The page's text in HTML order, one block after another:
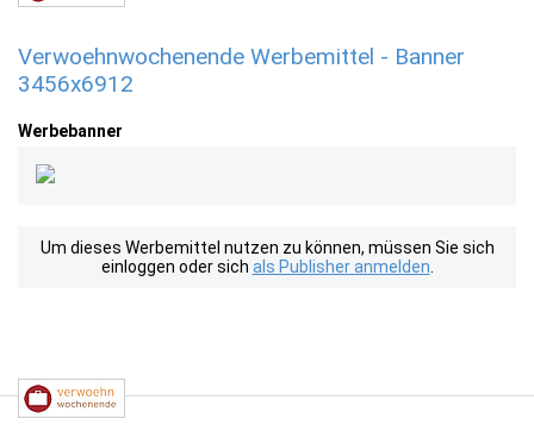
Verwoehnwochenende Werbemittel - Banner
3456x6912
Werbebanner
Um dieses Werbemittel nutzen zu können, müssen Sie sich
einloggen oder sich als Publisher anmelden